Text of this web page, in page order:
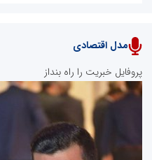
پایگاه خبری نهضت ملی مسکن
مدل اقتصادی
پروفایل خبریت را راه بنداز